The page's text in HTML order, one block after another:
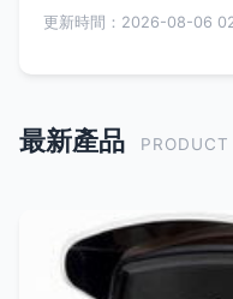
更新時間：2026-08-06
最新產品 PRODUCT